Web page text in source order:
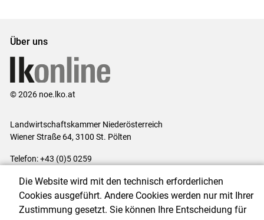
Über uns
© 2026 noe.lko.at
Landwirtschaftskammer Niederösterreich
Wiener Straße 64, 3100 St. Pölten
Telefon: +43 (0)5 0259
Impressum|Kontakt|Datenschutzerklärung|Barrierefreiheit|
Cookie-Einstellungen
Die Website wird mit den technisch erforderlichen
Cookies ausgeführt. Andere Cookies werden nur mit Ihrer
Zustimmung gesetzt. Sie können Ihre Entscheidung für